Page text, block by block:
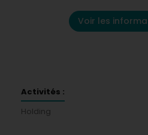
Voir les
Activités :
Holding